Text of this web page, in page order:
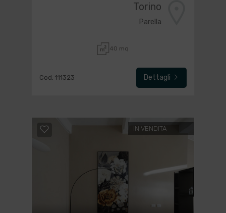
Torino
Parella
40 mq
Cod. 111323 Dettagli
IN VENDITA